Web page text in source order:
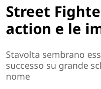
Street
action e le
Stavolta sembrano
successo su grande
nome